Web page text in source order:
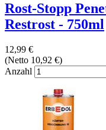
Rost-Stopp
Restrost - 750ml
12,99 €
(Netto 10,92 €)
Anzahl